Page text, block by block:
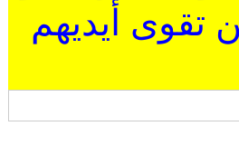
تقوى أيديهم